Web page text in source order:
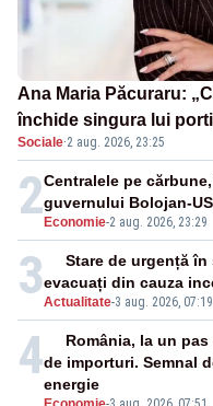
Ana Maria Păcuraru:
închide singura lui
Sociale·2 aug. 2026, 23:25
2 Economie-2 aug. 2026, 23:29
Centralele pe
guvernului Bolojan-
3Actualitate-3 aug. 2026, 07:19
Stare de urgență
evacuați din cauza
4
România, la un
de importuri. Semnal
energie